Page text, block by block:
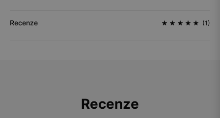
Recenze (1)
Recenze